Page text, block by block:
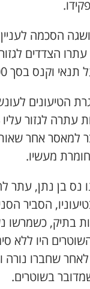
הסכמה
הצדדים
וקנס בסך 4,000 שקל.
הטיעונים
למאסר אחר
מעשיו.
נס בן נתן,
הסביר
בתיק,
היו ללא
שחברו נורה
בשוטרים.
בועז קניג
פלילי
אלמוג – עורכי
עבירות תנועה
דין לענייני אסירים
0546470989
אבי כהן
פשיעה חמורה
עבירות מין
ויקי שמואל – משרד